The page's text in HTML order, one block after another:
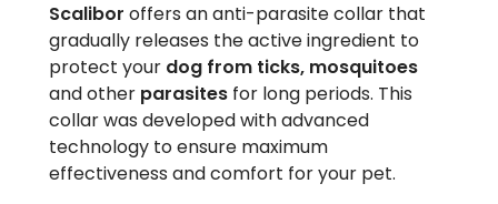
Scalibor offers an anti-parasite collar that
gradually releases the active ingredient to
protect your dog from ticks, mosquitoes
and other parasites for long periods. This
collar was developed with advanced
technology to ensure maximum
effectiveness and comfort for your pet.